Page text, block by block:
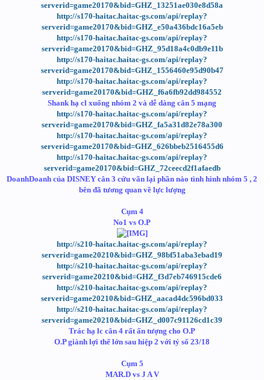
serverid=game20170&bid=GHZ_13251ae030e8d58a
http://s170-haitac.haitac-gs.com/api/replay?
serverid=game20170&bid=GHZ_e50a436bdc16a5eb
http://s170-haitac.haitac-gs.com/api/replay?
serverid=game20170&bid=GHZ_95d18a4c0db9e11b
http://s170-haitac.haitac-gs.com/api/replay?
serverid=game20170&bid=GHZ_1556460e95d90b47
http://s170-haitac.haitac-gs.com/api/replay?
serverid=game20170&bid=GHZ_f6a6fb92dd984552
Shank hạ cl xuống nhóm 2 và dễ dàng cân 5 mạng
http://s170-haitac.haitac-gs.com/api/replay?
serverid=game20170&bid=GHZ_fa5a31d82e78a300
http://s170-haitac.haitac-gs.com/api/replay?
serverid=game20170&bid=GHZ_626bbeb2516455d6
http://s170-haitac.haitac-gs.com/api/replay?
serverid=game20170&bid=GHZ_72ceecd2f1afaedb
DoanhDoanh của DISNEY cân 3 cứu vãn lại phần nào tình hình nhóm 5 , 2
bên đã tương quan về lực lượng
Cụm 4
No1 vs O.P
http://s210-haitac.haitac-gs.com/api/replay?
serverid=game20210&bid=GHZ_98bf51aba3ebad19
http://s210-haitac.haitac-gs.com/api/replay?
serverid=game20210&bid=GHZ_f3d7eb746915cde6
http://s210-haitac.haitac-gs.com/api/replay?
serverid=game20210&bid=GHZ_aacad4dc596bd033
http://s210-haitac.haitac-gs.com/api/replay?
serverid=game20210&bid=GHZ_d007c91126cd1c39
Trác hạ lc cân 4 rất ấn tượng cho O.P
O.P giành lợi thế lớn sau hiệp 2 với tỷ số 23/18
Cụm 5
MAR.D vs J A V